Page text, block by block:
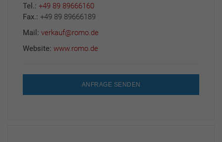
Tel.: +49 89 89666160
Fax.: +49 89 89666189
Mail: verkauf@romo.de
Website: www.romo.de
ANFRAGE SENDEN